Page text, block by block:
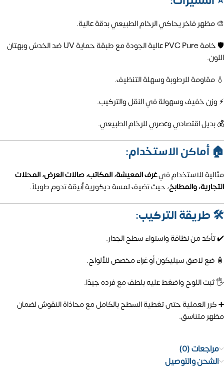
🎨 مظهر فاخر يحاكي الرخام الطبيعي بدقة عالية.
🛡️ خامة PVC Pure عالية الجودة مع طبقة حماية UV ضد الخدش وبهتان
اللون.
💧 مقاومة للرطوبة وسهلة التنظيف.
⚡ وزن خفيف وسهولة في النقل والتركيب.
💰 بديل اقتصادي وعصري للرخام الطبيعي.
🏠 أماكن الاستخدام:
مثالية للاستخدام فيغرف المعيشة، المكاتب، صالات العرض، المحلات
التجارية، والمطابخ، حيث تضيف لمسة ديكورية أنيقة تدوم طويلاً.
🛠️ طريقة التركيب:
✔️ تأكد من نظافة واستواء سطح الجدار.
🧴 ضع لاصق سيليكون أو غراء مخصص للألواح.
🖐️ ثبت اللوح واضغط عليه بلطف مع فرده جيدًا.
➕ كرر العملية حتى تغطية السطح بالكامل مع محاذاة النقوش لضمان
مظهر متناسق.
مراجعات (0)
الشحن والتوصيل